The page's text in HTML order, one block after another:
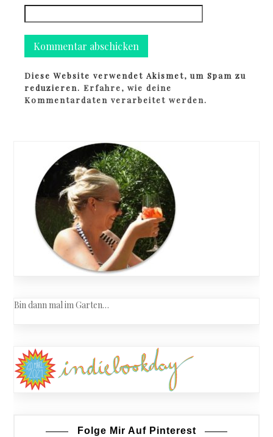
Diese Website verwendet Akismet, um Spam zu
reduzieren.Erfahre, wie deine
Kommentardaten verarbeitet werden.
Bin dann mal im Garten…
Folge Mir Auf Pinterest